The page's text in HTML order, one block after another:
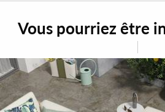
Vous pourriez être